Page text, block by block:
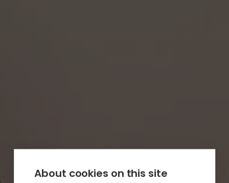
About cookies on this site